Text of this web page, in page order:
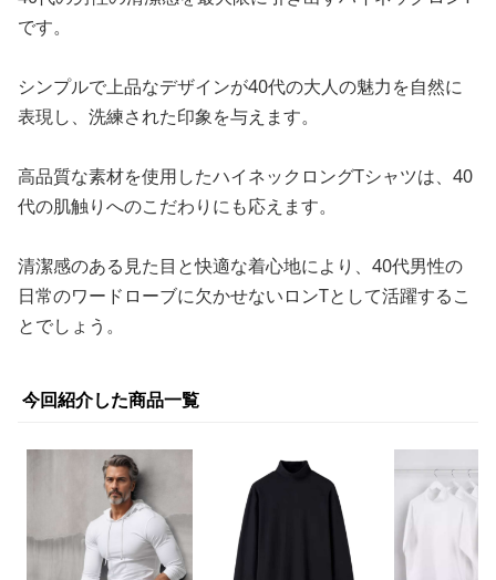
です。
シンプルで上品なデザインが40代の大人の魅力を自然に
表現し、洗練された印象を与えます。
高品質な素材を使用したハイネックロングTシャツは、40
代の肌触りへのこだわりにも応えます。
清潔感のある見た目と快適な着心地により、40代男性の
日常のワードローブに欠かせないロンTとして活躍するこ
とでしょう。
今回紹介した商品一覧